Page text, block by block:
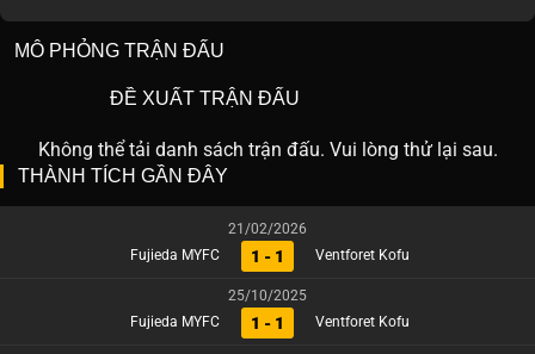
MÔ PHỎNG TRẬN ĐẤU
ĐỀ XUẤT TRẬN ĐẤU
Không thể tải danh sách trận đấu. Vui lòng thử lại sau.
THÀNH TÍCH GẦN ĐÂY
21/02/2026
Fujieda MYFC
1 - 1 Ventforet Kofu
25/10/2025
Fujieda MYFC
1 - 1 Ventforet Kofu